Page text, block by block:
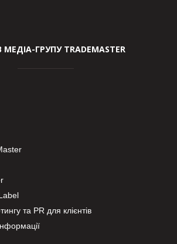
ГРУПУ TRADEMASTER
та PR для клієнтів